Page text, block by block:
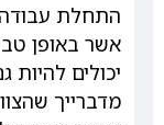
התחלת
אשר באופן
יכולים
מדברייך